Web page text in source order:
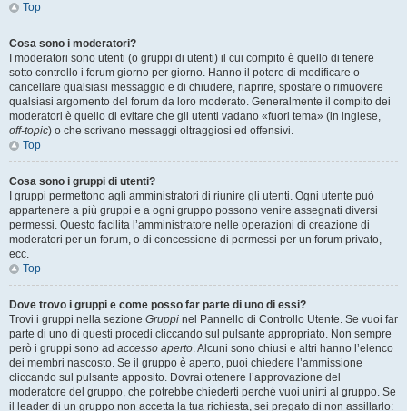
Top
Cosa sono i moderatori?
I moderatori sono utenti (o gruppi di utenti) il cui compito è quello di tenere
sotto controllo i forum giorno per giorno. Hanno il potere di modificare o
cancellare qualsiasi messaggio e di chiudere, riaprire, spostare o rimuovere
qualsiasi argomento del forum da loro moderato. Generalmente il compito dei
moderatori è quello di evitare che gli utenti vadano «fuori tema» (in inglese,
off-topic) o che scrivano messaggi oltraggiosi ed offensivi.
Top
Cosa sono i gruppi di utenti?
I gruppi permettono agli amministratori di riunire gli utenti. Ogni utente può
appartenere a più gruppi e a ogni gruppo possono venire assegnati diversi
permessi. Questo facilita l’amministratore nelle operazioni di creazione di
moderatori per un forum, o di concessione di permessi per un forum privato,
ecc.
Top
Dove trovo i gruppi e come posso far parte di uno di essi?
Trovi i gruppi nella sezione Gruppi nel Pannello di Controllo Utente. Se vuoi far
parte di uno di questi procedi cliccando sul pulsante appropriato. Non sempre
però i gruppi sono ad accesso aperto. Alcuni sono chiusi e altri hanno l’elenco
dei membri nascosto. Se il gruppo è aperto, puoi chiedere l’ammissione
cliccando sul pulsante apposito. Dovrai ottenere l’approvazione del
moderatore del gruppo, che potrebbe chiederti perché vuoi unirti al gruppo. Se
il leader di un gruppo non accetta la tua richiesta, sei pregato di non assillarlo: